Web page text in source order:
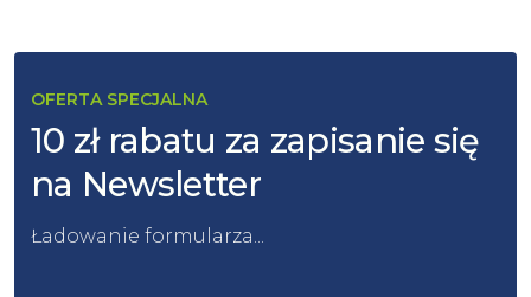
OFERTA SPECJALNA
10 zł rabatu za zapisanie się
na Newsletter
Ładowanie formularza...